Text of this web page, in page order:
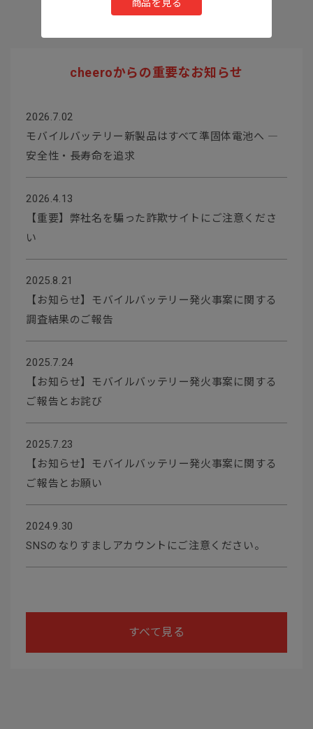
商品を見る
cheeroからの重要なお知らせ
2026.7.02
モバイルバッテリー新製品はすべて準固体電池へ ―
安全性・長寿命を追求
2026.4.13
【重要】弊社名を騙った詐欺サイトにご注意くださ
い
2025.8.21
【お知らせ】モバイルバッテリー発火事案に関する
調査結果のご報告
2025.7.24
【お知らせ】モバイルバッテリー発火事案に関する
ご報告とお詫び
2025.7.23
【お知らせ】モバイルバッテリー発火事案に関する
ご報告とお願い
2024.9.30
SNSのなりすましアカウントにご注意ください。
すべて見る